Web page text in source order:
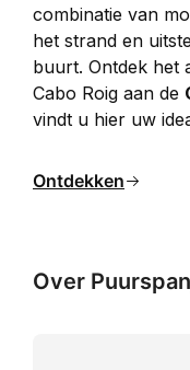
combinatie van
het strand en
buurt. Ontdek het
Cabo Roig aan de
vindt u hier uw
Ontdekken
Over